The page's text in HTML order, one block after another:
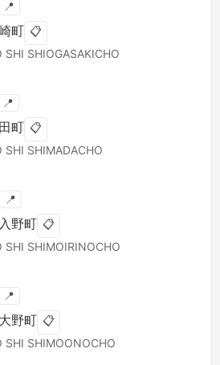
📍
町 📋
SHI SHIOGASAKICHO
📍
町 📋
SHI SHIMADACHO
📍
野町 📋
SHI SHIMOIRINOCHO
📍
野町 📋
SHI SHIMOONOCHO